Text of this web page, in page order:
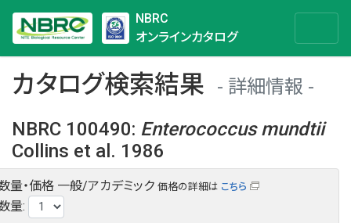
NBRC
オンラインカタログ
カタログ検索結果
詳細情報
NBRC 100490: Enterococcus mundtii
Collins et al. 1986
NBRC 100490の情報や関連データは以下のバナー(DBRP)か
らご覧ください。
量・価格 一般/アカデミック 価格の詳細は こちら
量: